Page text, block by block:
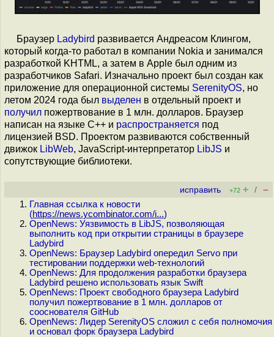
Браузер Ladybird развивается Андреасом Клингом,
который когда-то работал в компании Nokia и занимался
разработкой KHTML, а затем в Apple был одним из
разработчиков Safari. Изначально проект был создан как
приложение для операционной системы SerenityOS, но
летом 2024 года был выделен в отдельный проект и
получил пожертвование в 1 млн. долларов. Браузер
написан на языке С++ и распространяется под
лицензией BSD. Проектом развиваются собственный
движок LibWeb, JavaScript-интерпретатор LibJS и
сопутствующие библиотеки.
исправить +72 + / –
Главная ссылка к новости
(https://news.ycombinator.com/i...)
OpenNews: Уязвимость в LibJS, позволяющая
выполнить код при открытии страницы в браузере
Ladybird
OpenNews: Браузер Ladybird опередил Servo при
тестировании поддержки web-технологий
OpenNews: Для продолжения разработки браузера
Ladybird решено использовать язык Swift
OpenNews: Проект свободного браузера Ladybird
получил пожертвование в 1 млн. долларов от
сооснователя GitHub
OpenNews: Лидер SerenityOS сложил с себя полномочия
и основал форк браузера Ladybird